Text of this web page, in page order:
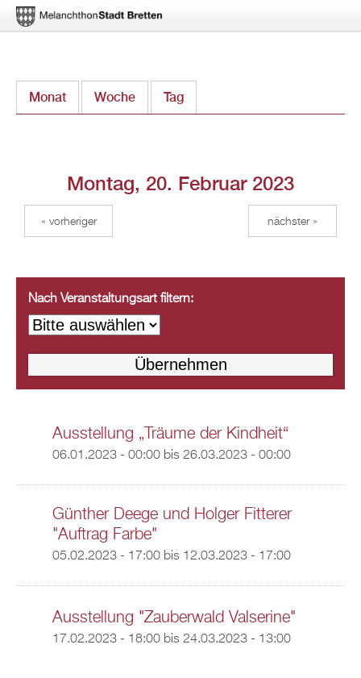
zum
Monat Woche Tag
Montag, 20. Februar 2023
« vorheriger nächster »
Nach Veranstaltungsart filtern:
Ausstellung „Träume der Kindheit“
06.01.2023 - 00:00bis 26.03.2023 - 00:00
Günther Deege und Holger Fitterer
"Auftrag Farbe"
05.02.2023 - 17:00bis 12.03.2023 - 17:00
Ausstellung "Zauberwald Valserine"
17.02.2023 - 18:00bis 24.03.2023 - 13:00